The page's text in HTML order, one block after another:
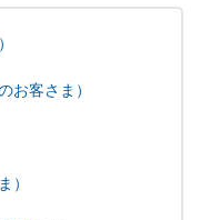
お客さま）
）